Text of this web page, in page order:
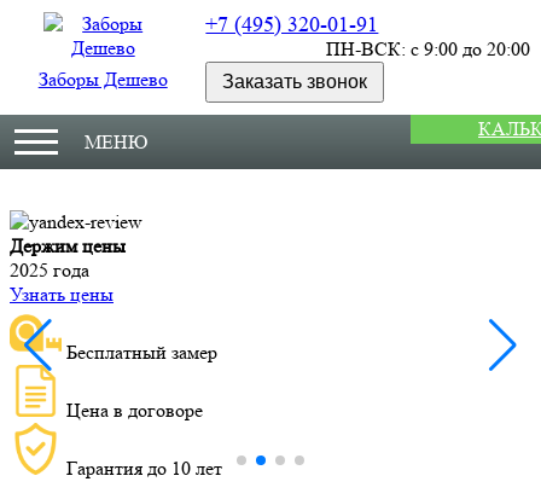
Заборы Дешево
+7 (495) 320-01-91
ПН-ВСК: с 9:00 до 20:00
Заказать звонок
МЕНЮ
Держим цены
2025 года
Узнать цены
Бесплатный замер
Цена в договоре
Гарантия до 10 лет